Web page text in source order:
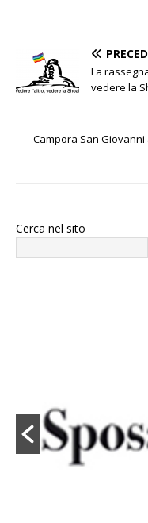
La
vedere la
Campora San
Cerca nel sito